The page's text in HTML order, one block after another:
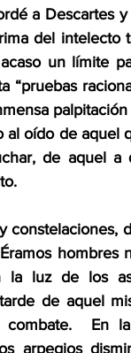
a Descartes
del
un límite
“pruebas
al oído de aquel
de aquel
constelaciones,
hombres
la luz de los
de aquel
En
arpegios